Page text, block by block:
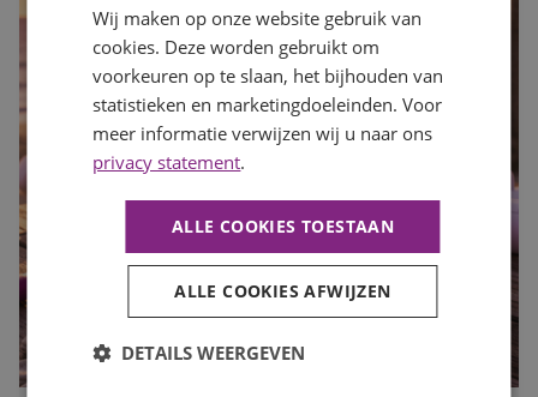
Wij maken op onze website gebruik van
cookies. Deze worden gebruikt om
voorkeuren op te slaan, het bijhouden van
statistieken en marketingdoeleinden. Voor
meer informatie verwijzen wij u naar ons
privacy statement.
ALLE COOKIES TOESTAAN
ALLE COOKIES AFWIJZEN
DETAILS WEERGEVEN